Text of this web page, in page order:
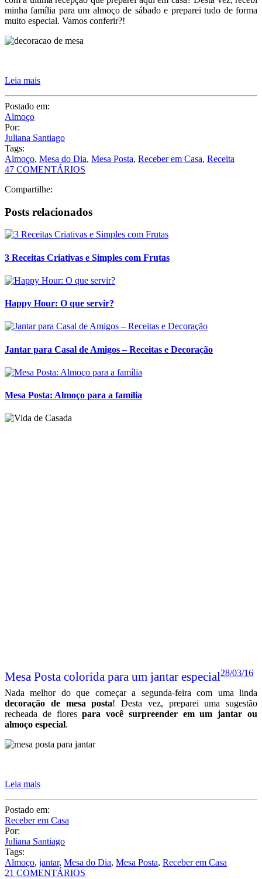
minha família para um almoço de sábado e preparei tudo de forma
muito especial. Vamos conferir?!
Leia mais
Postado em:
Almoço
Por:
Juliana Santiago
Tags:
Almoço, Mesa do Dia, Mesa Posta, Receber em Casa, Receita
47 COMENTÁRIOS
Compartilhe:
Posts relacionados
3 Receitas Criativas e Simples com Frutas
Happy Hour: O que servir?
Jantar para Casal de Amigos – Receitas e Decoração
Mesa Posta: Almoço para a família
Mesa Posta colorida para um jantar especial28/03/16
Nada melhor do que começar a segunda-feira com uma linda
decoração de mesa posta! Desta vez, preparei uma sugestão
recheada de florespara você surpreender em um jantar ou
almoço especial.
Leia mais
Postado em:
Receber em Casa
Por:
Juliana Santiago
Tags:
Almoço, jantar, Mesa do Dia, Mesa Posta, Receber em Casa
21 COMENTÁRIOS